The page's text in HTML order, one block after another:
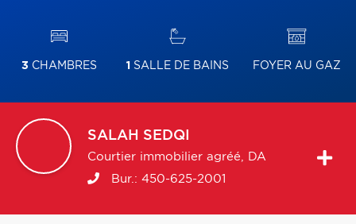
3 CHAMBRES 1 SALLE DE BAINS FOYER AU GAZ
SALAH SEDQI
Courtier immobilier agréé, DA
Bur.: 450-625-2001